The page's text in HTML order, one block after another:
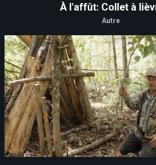
À l'affût: Collet à
Autre